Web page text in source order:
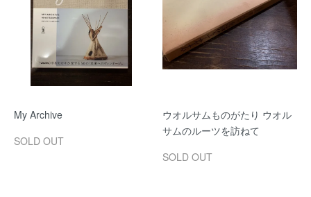
My Archive
SOLD OUT
ウオルサムものがたり ウオル
サムのルーツを訪ねて
SOLD OUT